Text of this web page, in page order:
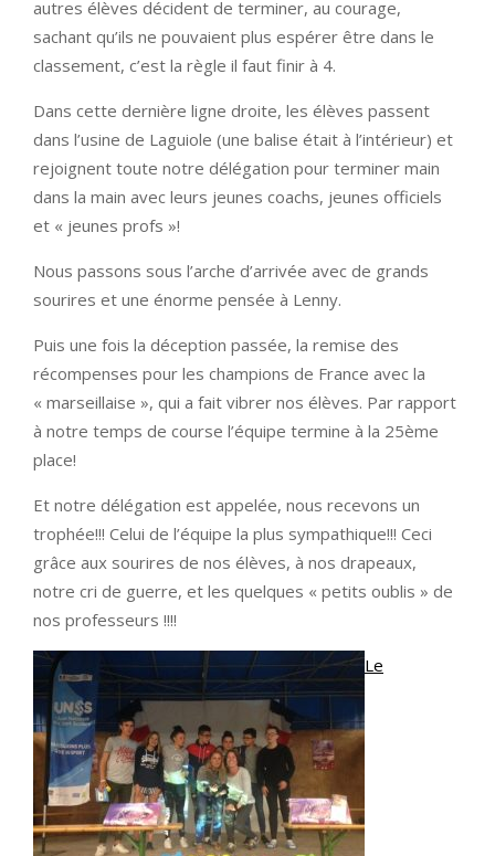
autres élèves décident de terminer, au courage,
sachant qu’ils ne pouvaient plus espérer être dans le
classement, c’est la règle il faut finir à 4.
Dans cette dernière ligne droite, les élèves passent
dans l’usine de Laguiole (une balise était à l’intérieur) et
rejoignent toute notre délégation pour terminer main
dans la main avec leurs jeunes coachs, jeunes officiels
et « jeunes profs »!
Nous passons sous l’arche d’arrivée avec de grands
sourires et une énorme pensée à Lenny.
Puis une fois la déception passée, la remise des
récompenses pour les champions de France avec la
« marseillaise », qui a fait vibrer nos élèves. Par rapport
à notre temps de course l’équipe termine à la 25ème
place!
Et notre délégation est appelée, nous recevons un
trophée!!! Celui de l’équipe la plus sympathique!!! Ceci
grâce aux sourires de nos élèves, à nos drapeaux,
notre cri de guerre, et les quelques « petits oublis » de
nos professeurs !!!!
Le